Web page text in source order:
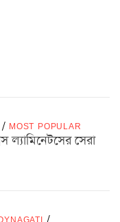
/ MOST POPULAR
ল্যামিনেটসের সেরা